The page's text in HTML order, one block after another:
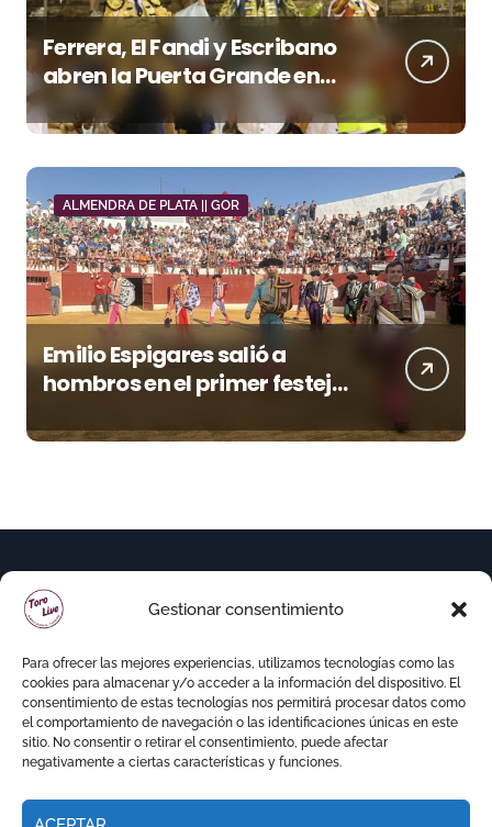
Gestionar consentimiento
Para ofrecer las mejores experiencias, utilizamos tecnologías como las
cookies para almacenar y/o acceder a la información del dispositivo. El
consentimiento de estas tecnologías nos permitirá procesar datos como
el comportamiento de navegación o las identificaciones únicas en este
sitio. No consentir o retirar el consentimiento, puede afectar
negativamente a ciertas características y funciones.
Ferrera, El Fandi y Escribano
abren la Puerta Grande en
una tarde triunfal en Azuaga
ALMENDRA DE PLATA || GOR
Emilio Espigares salió a
hombros en el primer festejo
la Feria de Gor